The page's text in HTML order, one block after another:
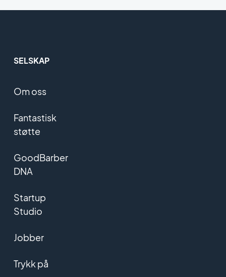
SELSKAP
Om oss
Fantastisk
støtte
GoodBarber
DNA
Startup
Studio
Jobber
Trykk på